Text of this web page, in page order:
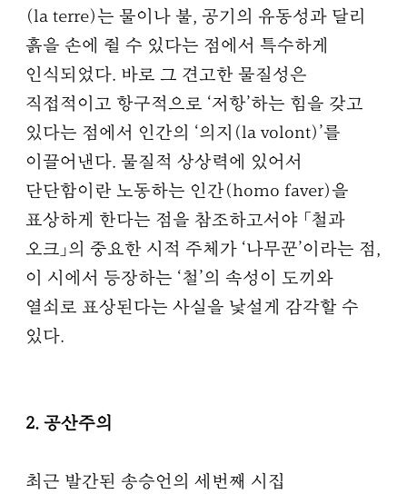
(la terre)는 물이나 불, 공기의 유동성과 달리
흙을 손에 쥘 수 있다는 점에서 특수하게
인식되었다. 바로 그 견고한 물질성은
직접적이고 항구적으로 ‘저항’하는 힘을 갖고
있다는 점에서 인간의 ‘의지(la volont)’를
이끌어낸다. 물질적 상상력에 있어서
단단함이란 노동하는 인간(homo faver)을
표상하게 한다는 점을 참조하고서야 「철과
오크」의 중요한 시적 주체가 ‘나무꾼’이라는 점,
이 시에서 등장하는 ‘철’의 속성이 도끼와
열쇠로 표상된다는 사실을 낯설게 감각할 수
있다.
2. 공산주의
최근 발간된 송승언의 세번째 시집